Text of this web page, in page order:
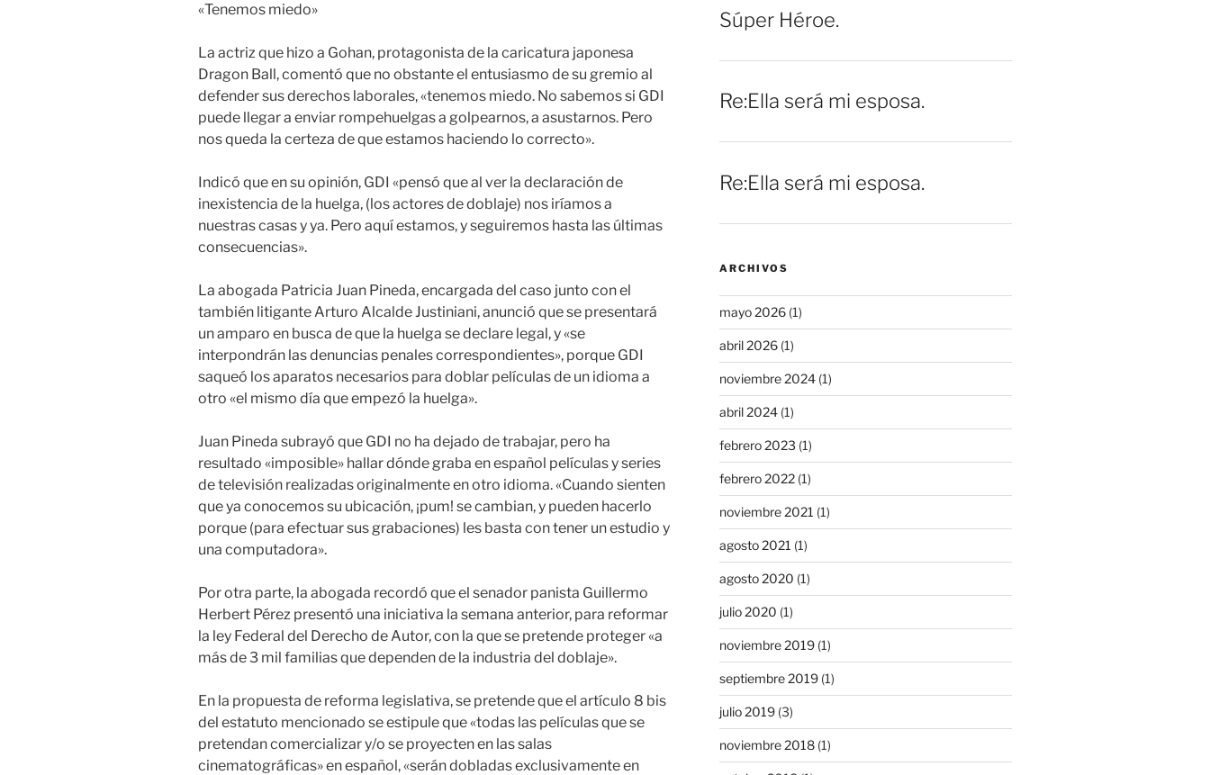
«Tenemos miedo»
La actriz que hizo a Gohan, protagonista de la caricatura japonesa
Dragon Ball, comentó que no obstante el entusiasmo de su gremio al
defender sus derechos laborales, «tenemos miedo. No sabemos si GDI
puede llegar a enviar rompehuelgas a golpearnos, a asustarnos. Pero
nos queda la certeza de que estamos haciendo lo correcto».
Indicó que en su opinión, GDI «pensó que al ver la declaración de
inexistencia de la huelga, (los actores de doblaje) nos iríamos a
nuestras casas y ya. Pero aquí estamos, y seguiremos hasta las últimas
consecuencias».
La abogada Patricia Juan Pineda, encargada del caso junto con el
también litigante Arturo Alcalde Justiniani, anunció que se presentará
un amparo en busca de que la huelga se declare legal, y «se
interpondrán las denuncias penales correspondientes», porque GDI
saqueó los aparatos necesarios para doblar películas de un idioma a
otro «el mismo día que empezó la huelga».
Juan Pineda subrayó que GDI no ha dejado de trabajar, pero ha
resultado «imposible» hallar dónde graba en español películas y series
de televisión realizadas originalmente en otro idioma. «Cuando sienten
que ya conocemos su ubicación, ¡pum! se cambian, y pueden hacerlo
porque (para efectuar sus grabaciones) les basta con tener un estudio y
una computadora».
Por otra parte, la abogada recordó que el senador panista Guillermo
Herbert Pérez presentó una iniciativa la semana anterior, para reformar
la ley Federal del Derecho de Autor, con la que se pretende proteger «a
más de 3 mil familias que dependen de la industria del doblaje».
En la propuesta de reforma legislativa, se pretende que el artículo 8 bis
del estatuto mencionado se estipule que «todas las películas que se
pretendan comercializar y/o se proyecten en las salas
cinematográficas» en español, «serán dobladas exclusivamente en
Súper Héroe.
Re:Ella será mi esposa.
Re:Ella será mi esposa.
ARCHIVOS
mayo 2026(1)
abril 2026(1)
noviembre 2024(1)
abril 2024(1)
febrero 2023 (1)
febrero 2022(1)
noviembre 2021 (1)
agosto 2021 (1)
agosto 2020 (1)
julio 2020 (1)
noviembre 2019(1)
septiembre 2019(1)
julio 2019(3)
noviembre 2018(1)